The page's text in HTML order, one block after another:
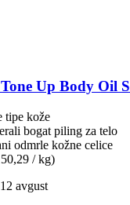
Tone Up Body Oil
tipe kože
bogat piling za telo
odmrle kožne celice
/ kg)
avgust